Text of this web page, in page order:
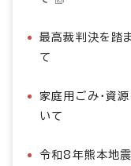
最高裁判決を踏
て
家庭用ごみ・資
いて
令和8年熊本地